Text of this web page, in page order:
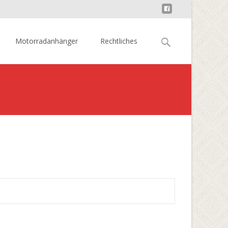
Motorradanhänger Rechtliches
Suchen
nach: